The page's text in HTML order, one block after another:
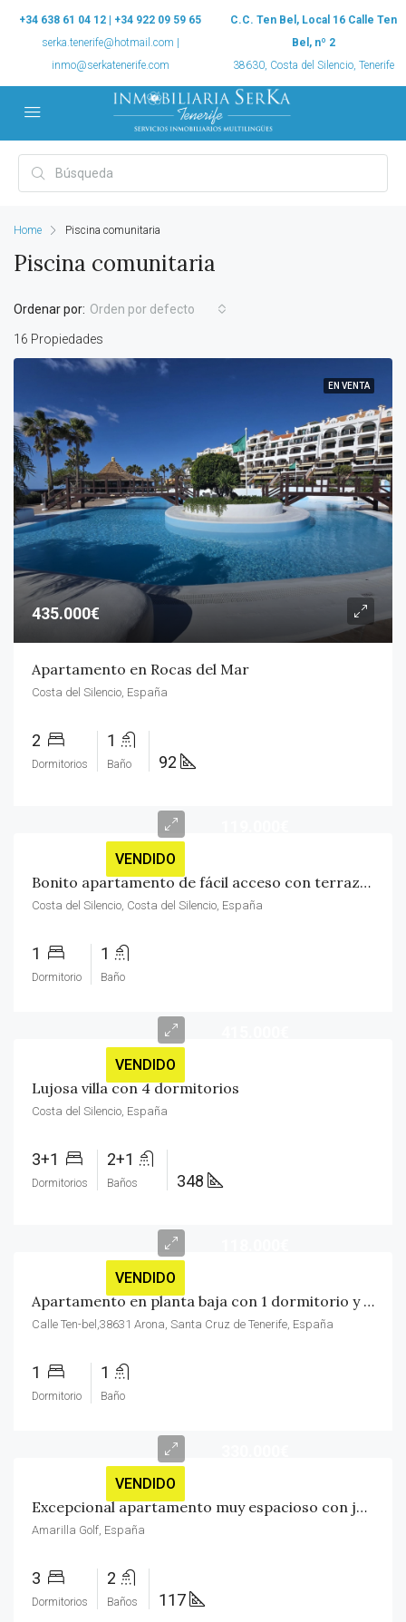
+34 638 61 04 12 | +34 922 09 59 65
serka.tenerife@hotmail.com |
inmo@serkatenerife.com
C.C. Ten Bel, Local 16 Calle Ten
Bel, nº 2
38630, Costa del Silencio, Tenerife
Home Piscina comunitaria
Piscina comunitaria
16 Propiedades
Ordenar por: Orden por defecto
EN VENTA
435.000€
Apartamento en Rocas del Mar
Costa del Silencio, España
2
Dormitorios
1
Baño 92
VENDIDO
Bonito apartamento de fácil acceso con terraza y vistas a la piscina
Costa del Silencio, Costa del Silencio, España
1
Dormitorio
1
Baño
VENDIDO
Lujosa villa con 4 dormitorios
Costa del Silencio, España
3+1
Dormitorios
2+1
Baños 348
VENDIDO
Apartamento en planta baja con 1 dormitorio y jardín de invierno
Calle Ten-bel,38631 Arona, Santa Cruz de Tenerife, España
1
Dormitorio
1
Baño
VENDIDO
Excepcional apartamento muy espacioso con jardín terraza y vistas a la piscina
Amarilla Golf, España
3
Dormitorios
2
Baños 117